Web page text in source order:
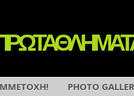
PHOTO